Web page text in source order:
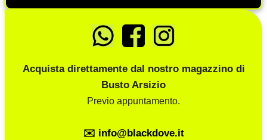
Acquista direttamente dal nostro magazzino di
Busto Arsizio
Previo appuntamento.
✉️ info@blackdove.it